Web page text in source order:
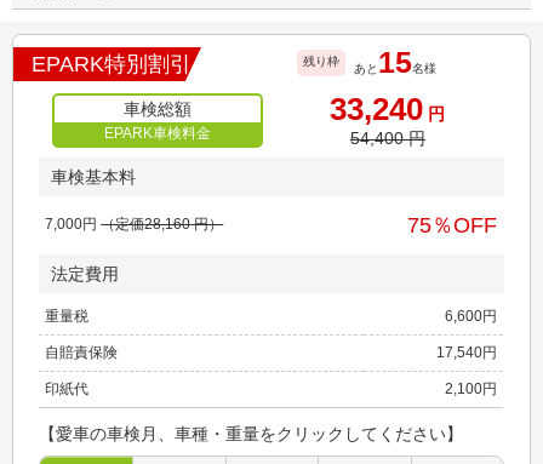
EPARK特別割引 残り枠
あと 15名様
車検総額
EPARK車検料金
33,240 円
54,400円
車検基本料
7,000円 （定価28,160円） 75％OFF
法定費用
重量税 6,600円
自賠責保険 17,540円
印紙代 2,100円
【愛車の車検月、車種・重量をクリックしてください】